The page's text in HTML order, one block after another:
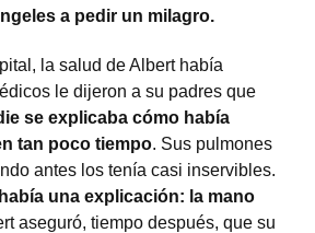
a pedir un milagro.
la salud de Albert había
le dijeron a su padres que
se explicaba cómo había
tan poco tiempo. Sus pulmones
antes los tenía casi inservibles.
una explicación: la mano
aseguró, tiempo después, que su